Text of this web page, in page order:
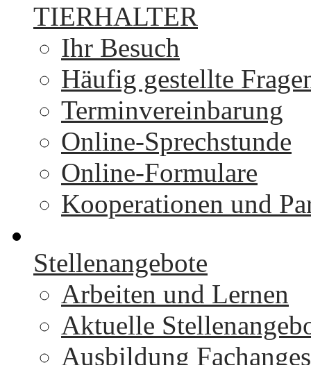
TIERHALTER
Ihr Besuch
Häufig gestellte
Terminvereinbarung
Online-Sprechstunde
Online-Formulare
Kooperationen und
Stellenangebote
Arbeiten und Lernen
Aktuelle
Ausbildung